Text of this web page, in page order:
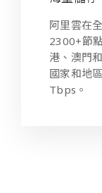
阿里雲在
2300+節
港、澳門
國家和地
Tbps。